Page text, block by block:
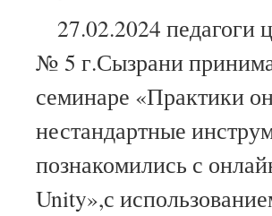
27.02.2024
№ 5 г.Сызрани
семинаре «Практики
нестандартные
познакомились с
Unity»,с